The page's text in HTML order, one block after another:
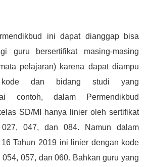
ini dapat dianggap bisa
guru bersertifikat masing-masing
pelajaran) karena dapat diampu
dan bidang studi yang
contoh, dalam Permendikbud
SD/MI hanya linier oleh sertifikat
027, 047, dan 084. Namun dalam
Tahun 2019 ini linier dengan kode
057, dan 060. Bahkan guru yang